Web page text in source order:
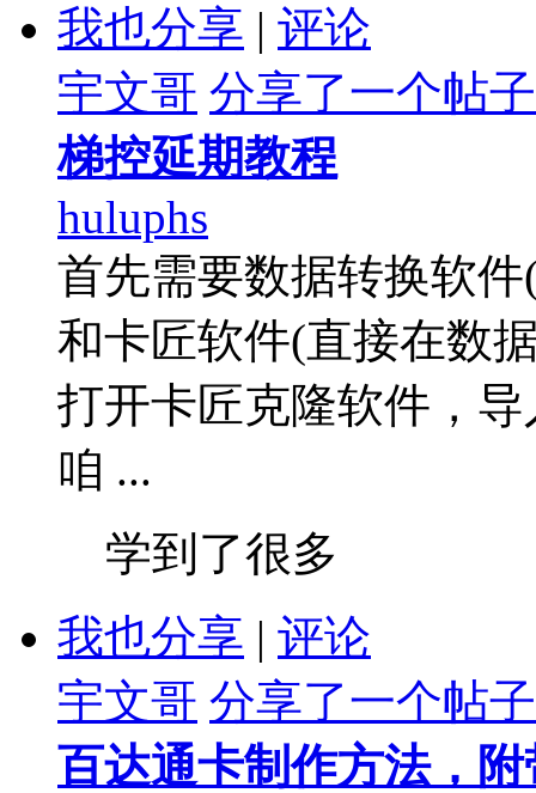
我也分享 | 评论
宇文哥 分享了一个帖子
梯控延期教程
huluphs
首先需要数据转换软
和卡匠软件(直接在数
打开卡匠克隆软件，
咱 ...
学到了很多
我也分享 | 评论
宇文哥 分享了一个帖子
百达通卡制作方法，